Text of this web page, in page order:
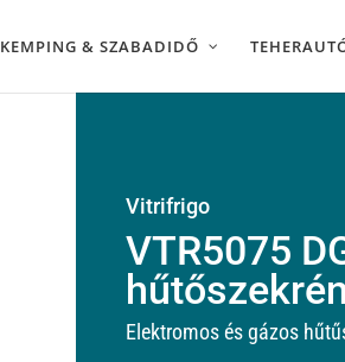
KEMPING & SZABADIDŐ
Vitrifrigo
VTR5075
Elektromos és gázos